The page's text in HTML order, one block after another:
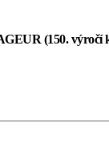
(150. výročí